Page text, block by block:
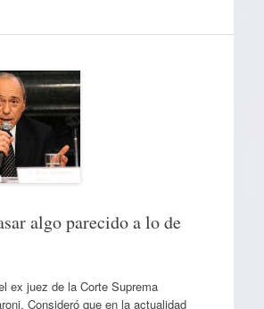
algo parecido a lo de
ex juez de la Corte Suprema
Consideró que en la actualidad